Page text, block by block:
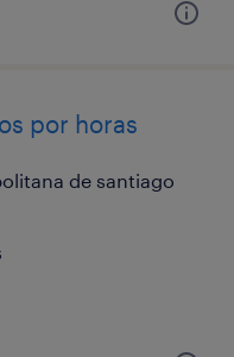
por horas
de santiago